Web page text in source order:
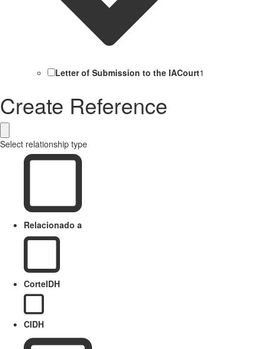
Letter of Submission to the IACourt1
Create Reference
Select relationship type
Relacionado a
CorteIDH
CIDH